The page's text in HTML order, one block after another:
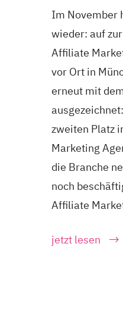
Im November
wieder: auf
Affiliate
vor Ort in
erneut mit
zweiten Platz
Marketing
die Branche
noch
Affiliate
jetzt lesen